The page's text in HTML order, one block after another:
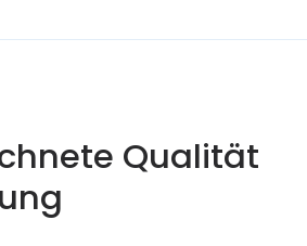
Qualität